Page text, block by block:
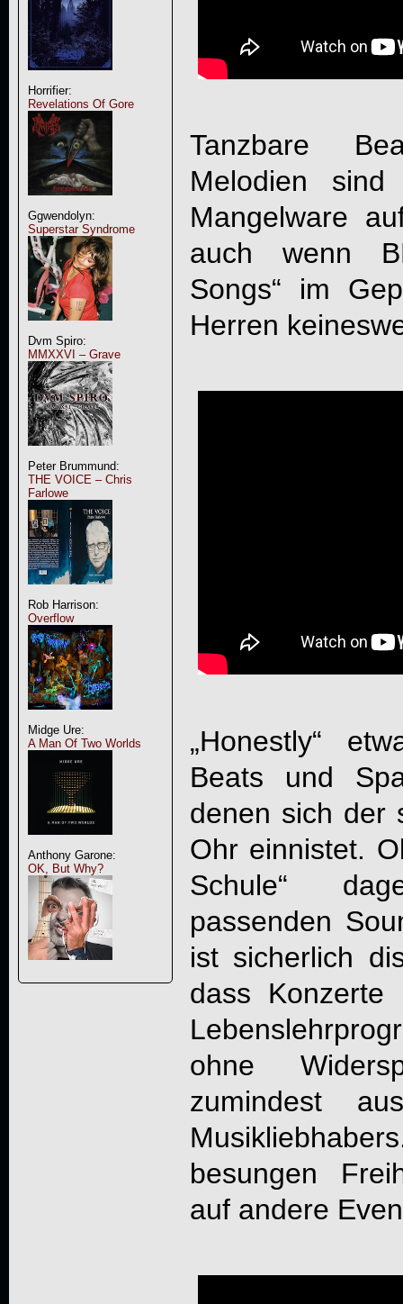
Horrifier:
Revelations Of Gore
Ggwendolyn:
Superstar Syndrome
Dvm Spiro:
MMXXVI – Grave
Peter Brummund:
THE VOICE – Chris
Farlowe
Rob Harrison:
Overflow
Midge Ure:
A Man Of Two Worlds
Anthony Garone:
OK, But Why?
Tanzbare
Melodien
Mangelware
auch wenn
Songs“ im
Herren
„Honestly“
Beats und
denen sich der
Ohr einnistet.
Schule“
passenden
ist sicherlich
dass Konzerte
ohne
zumindest
besungen
auf andere